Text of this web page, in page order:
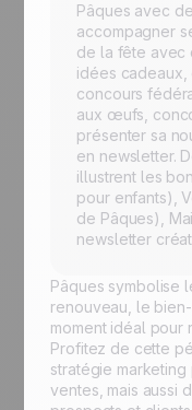
Pâques avec
accompagner
de la fête avec
idées cadeaux,
concours
aux œufs,
présenter sa
en newsletter.
illustrent les
pour enfants),
de Pâques),
newsletter
Pâques symbolise
renouveau, le
moment idéal pour
Profitez de cette
stratégie
ventes, mais aussi